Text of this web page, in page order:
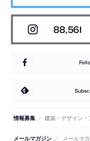
88,561
情報募集 ／ 建築・デザイン・
メールマガジン ／ メールマ